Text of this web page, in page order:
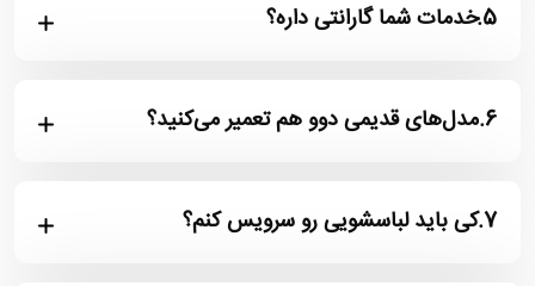
5.خدمات شما گارانتی داره؟
6. مدل‌های قدیمی دوو هم تعمیر می‌کنید؟
7.کی باید لباسشویی رو سرویس کنم؟